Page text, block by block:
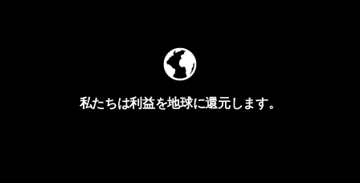
私たちは利益を地球に還元します。